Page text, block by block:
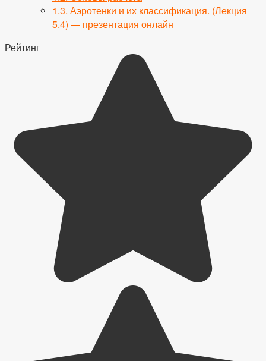
1.3. Аэротенки и их классификация. (Лекция
5.4) — презентация онлайн
Рейтинг